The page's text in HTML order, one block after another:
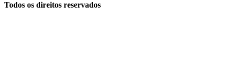
Todos os direitos reservados